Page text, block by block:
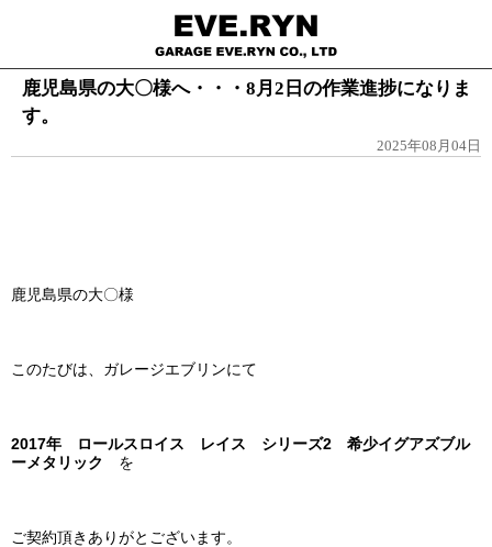
鹿児島県の大〇様へ・・・8月2日の作業進捗になりま
す。
2025年08月04日
鹿児島県の大〇様
このたびは、ガレージエブリンにて
2017年 ロールスロイス レイス シリーズ2 希少イグアズブル
ーメタリック
を
ご契約頂きありがとございます。